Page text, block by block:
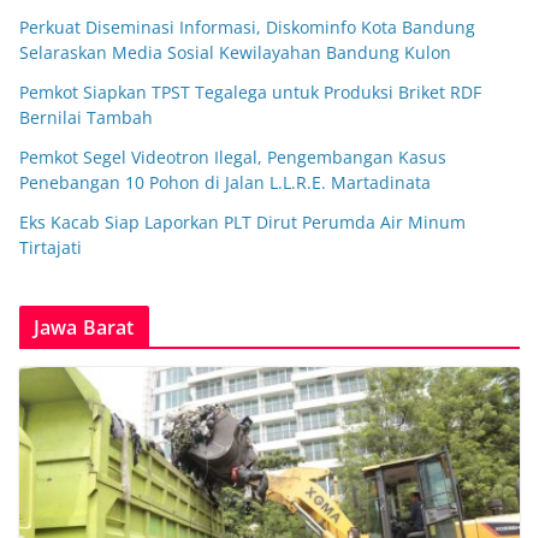
Perkuat Diseminasi Informasi, Diskominfo Kota Bandung
Selaraskan Media Sosial Kewilayahan Bandung Kulon
Pemkot Siapkan TPST Tegalega untuk Produksi Briket RDF
Bernilai Tambah
Pemkot Segel Videotron Ilegal, Pengembangan Kasus
Penebangan 10 Pohon di Jalan L.L.R.E. Martadinata
Eks Kacab Siap Laporkan PLT Dirut Perumda Air Minum
Tirtajati
Jawa Barat